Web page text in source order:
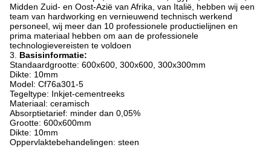
Midden Zuid- en Oost-Azië van Afrika, van Italië, hebben wij een
team van hardworking en vernieuwend technisch werkend
personeel, wij meer dan 10 professionele productielijnen en
prima materiaal hebben om aan de professionele
technologievereisten te voldoen
3. Basisinformatie:
Standaardgrootte: 600x600, 300x600, 300x300mm
Dikte: 10mm
Model: Cf76a301-5
Tegeltype: Inkjet-cementreeks
Materiaal: ceramisch
Absorptietarief: minder dan 0,05%
Grootte: 600x600mm
Dikte: 10mm
Oppervlaktebehandelingen: steen